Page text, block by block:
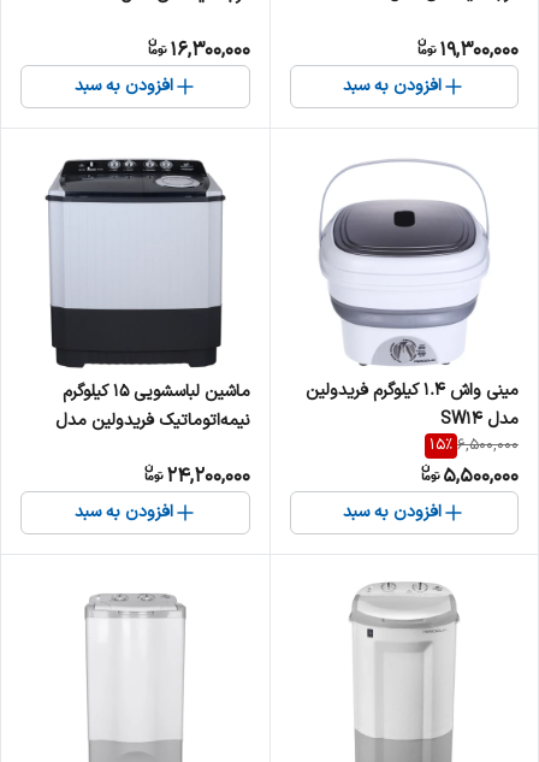
19,300,000
افزودن به سبد
16,300,000
افزودن به سبد
مینی‌ واش 1.4 کیلوگرم فریدولین
مدل SW14
6,500,000
15%
5,500,000
افزودن به سبد
ماشین لباسشویی 15 کیلوگرم
نیمه‌اتوماتیک فریدولین مدل
24,200,000
افزودن به سبد